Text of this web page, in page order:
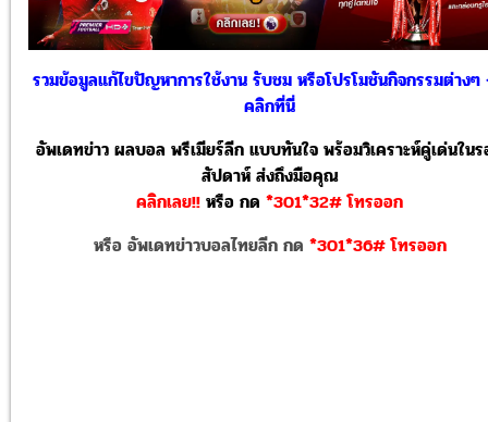
รวมข้อมูลแก้ไขปัญหาการใช้งาน รับชม หรือโปรโมชันกิจกรรมต่างๆ
คลิกที่นี่
อัพเดทข่าว ผลบอล พรีเมียร์ลีก แบบทันใจ พร้อมวิเคราะห์คู่เด่นใน
สัปดาห์ ส่งถึงมือคุณ
คลิกเลย!! หรือ กด *301*32# โทรออก
หรือ อัพเดทข่าวบอลไทยลีก กด *301*36# โทรออก